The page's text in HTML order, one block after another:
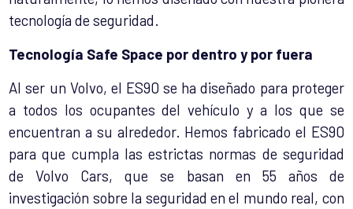
tecnología de seguridad.
Tecnología Safe Space por dentro y por fuera
Al ser un Volvo, el ES90 se ha diseñado para proteger
a todos los ocupantes del vehículo y a los que se
encuentran a su alrededor. Hemos fabricado el ES90
para que cumpla las estrictas normas de seguridad
de Volvo Cars, que se basan en 55 años de
investigación sobre la seguridad en el mundo real, con